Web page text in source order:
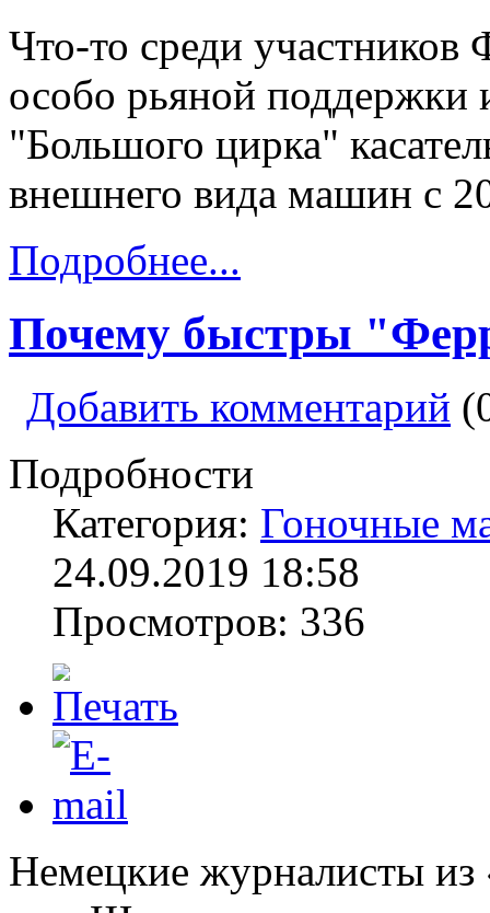
Что-то среди
особо рьяной поддержки
"Большого цирка"
внешнего вида машин с
Подробнее...
Почему быстры
Добавить комментарий
Подробности
Категория: Гоночные
24.09.2019 18:58
Просмотров: 336
Немецкие журналисты